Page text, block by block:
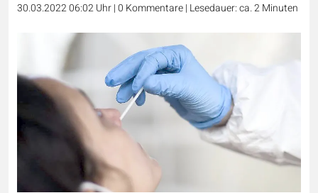
30.03.2022 06:02 Uhr|0 Kommentare| Lesedauer: ca. 2 Minuten